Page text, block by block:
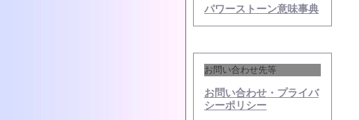
パワーストーン意味事典
お問い合わせ先等
お問い合わせ・プライバ
シーポリシー